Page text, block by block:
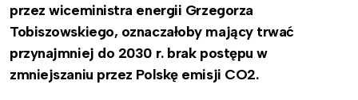
przez wiceministra energii Grzegorza
Tobiszowskiego, oznaczałoby mający trwać
przynajmniej do 2030 r. brak postępu w
zmniejszaniu przez Polskę emisji CO2.